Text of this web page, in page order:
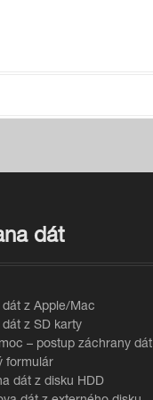
dát
dát z Apple/Mac
z SD karty
– postup záchrany dát
formulár
dát z disku HDD